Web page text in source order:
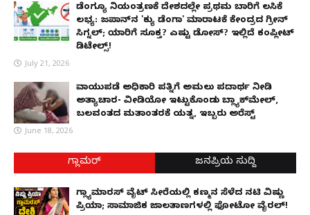
ಡೆಂಗ್ಯೂ ನಿಯಂತ್ರಣಕ್ಕೆ ದೇಶದಲ್ಲೇ ಪ್ರಥಮ ಬಾರಿಗೆ ಲಸಿಕೆ
ಲಭ್ಯ: ಜಪಾನ್‌ನ 'ಕ್ಯು ಡೆಂಗಾ' ಮಾರಾಟಕ್ಕೆ ಕೇಂದ್ರದ ಗ್ರೀನ್
ಸಿಗ್ನಲ್; ಯಾರಿಗೆ ಸೂಕ್ತ? ಎಷ್ಟು ಡೋಸ್? ಇಲ್ಲಿದೆ ಕಂಪ್ಲೀಟ್
ಡಿಟೇಲ್ಸ್!
July 21, 2026
ವಾಯುಪಡೆ ಅಧಿಕಾರಿ ಪತ್ನಿಗೆ ಅಮಲು ಪದಾರ್ಥ ನೀಡಿ
ಅತ್ಯಾಚಾರ- ವೀಡಿಯೋ ಇಟ್ಟುಕೊಂಡು ಬ್ಲ್ಯಾಕ್‌ಮೇಲ್,
ಬಲವಂತದ ಮತಾಂತರಕ್ಕೆ ಯತ್ನ, ಇಬ್ಬರು ಅರೆಸ್ಟ್
June 18, 2026
ಗ್ಲಾಮರ್ ಜನಪ್ರಿಯ ಸುದ್ದಿ
ಗ್ಲ್ಯಾಮಾರಸ್ ವೈಟ್‌ ಸೀರೆಯಲ್ಲಿ ಕಣ್ಮನ ಸೆಳೆದ ನಟಿ ವಿಷ್ಣು
ಪ್ರಿಯಾ; ಸಾಮಾಜಿಕ ಜಾಲತಾಣಗಳಲ್ಲಿ ಫೋಟೋ ವೈರಲ್!